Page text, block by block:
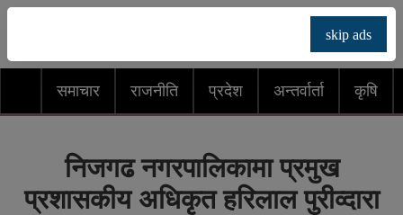
समाचार राजनीति प्रदेश अन्तर्वार्ता कृषि
skip ads
निजगढ नगरपालिकामा प्रमुख
प्रशासकीय अधिकृत हरिलाल पुरीव्दारा